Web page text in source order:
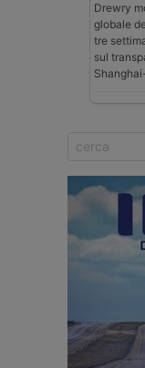
Drewry
globale
tre
sul